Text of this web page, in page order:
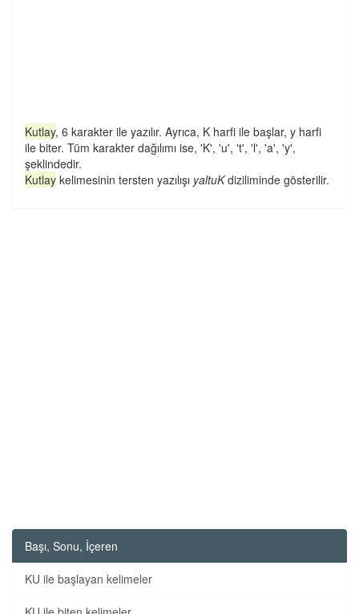
Kutlay, 6 karakter ile yazılır. Ayrıca, K harfi ile başlar, y harfi
ile biter. Tüm karakter dağılımı ise, 'K', 'u', 't', 'l', 'a', 'y',
şeklindedir.
Kutlay kelimesinin tersten yazılışı yaltuKdiziliminde gösterilir.
Başı, Sonu, İçeren
KU ile başlayan kelimeler